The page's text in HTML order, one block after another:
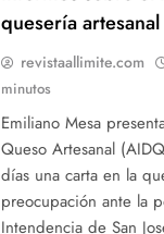
quesería artesanal
revistaallimite.com
minutos
Emiliano Mesa
Queso Artesanal
días una carta en la
preocupación ante la
Intendencia de San